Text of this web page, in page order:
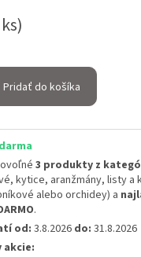
Pridať do košíka
3 produkty z
kytice, aranžmány, listy a
alebo orchidey) a
.
od: 3.8.2026 do: 31.8.2026
akcie: